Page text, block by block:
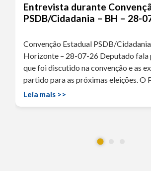
Entrevista durante
PSDB/Cidadania – BH – 28-
Convenção Estadual PSDB/
Horizonte – 28-07-26 Deputado fala
que foi discutido na convenção e as
partido para as próximas eleições. O
Leia mais >>